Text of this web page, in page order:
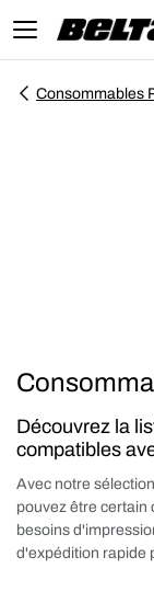
Consommables
Découvrez la
compatibles
Avec notre
pouvez être certain
besoins
d'expédition rapide